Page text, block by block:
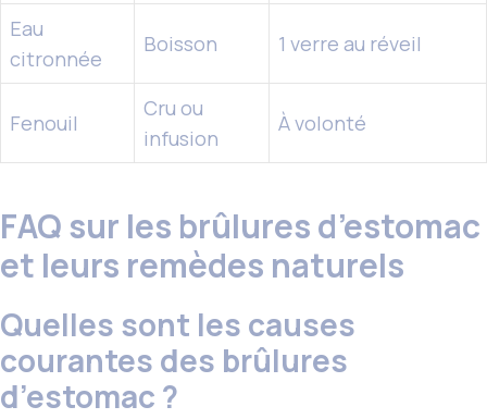
Eau
citronnée
Boisson 1 verre au réveil
Fenouil
Cru ou
infusion
À volonté
FAQ sur les brûlures d’estomac
et leurs remèdes naturels
Quelles sont les causes
courantes des brûlures
d’estomac ?